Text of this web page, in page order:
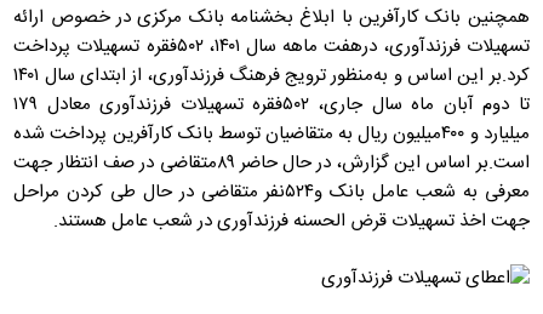
همچنین بانک کارآفرین با ابلاغ بخشنامه بانک مرکزی در خصوص ارائه
تسهیلات فرزندآوری، درهفت ماهه سال ۱۴۰۱، ۵۰۲فقره تسهیلات پرداخت
کرد.بر این اساس و به‌منظور ترویج فرهنگ فرزندآوری، از ابتدای سال ۱۴۰۱
تا دوم آبان ماه سال جاری، ۵۰۲فقره تسهیلات فرزندآوری معادل ۱۷۹
میلیارد و ۴۰۰میلیون ریال به متقاضیان توسط بانک کارآفرین پرداخت شده
است.بر اساس این گزارش، در حال حاضر ۸۹متقاضی در صف انتظار جهت
معرفی به شعب عامل بانک و۵۲۴نفر متقاضی در حال طی کردن مراحل
جهت اخذ تسهیلات قرض الحسنه فرزندآوری در شعب عامل هستند.